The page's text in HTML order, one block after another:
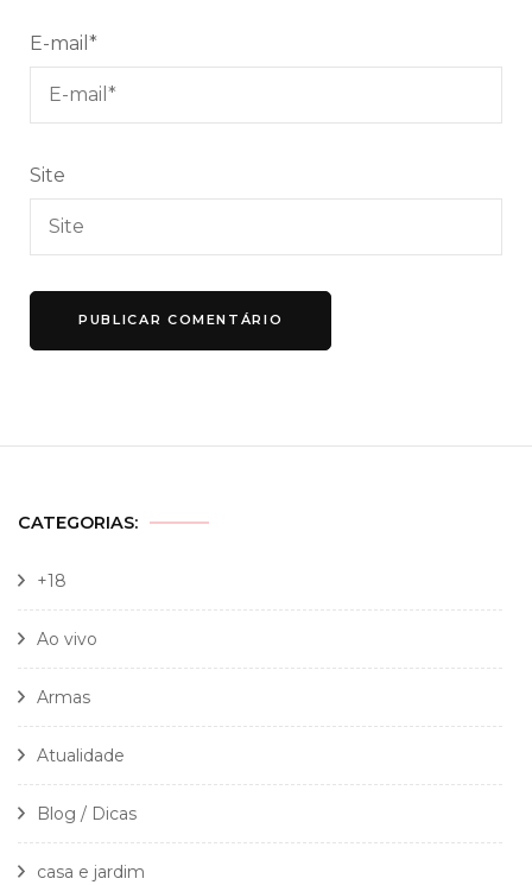
E-mail *
Site
CATEGORIAS:
+18
Ao vivo
Armas
Atualidade
Blog / Dicas
casa e jardim